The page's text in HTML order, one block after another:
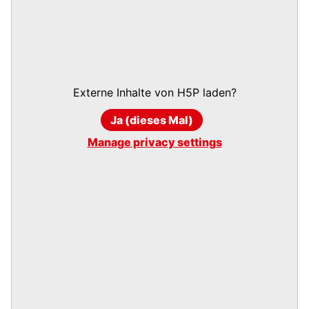
Externe Inhalte von H5Pladen?
Ja (dieses Mal)
Manage privacy settings